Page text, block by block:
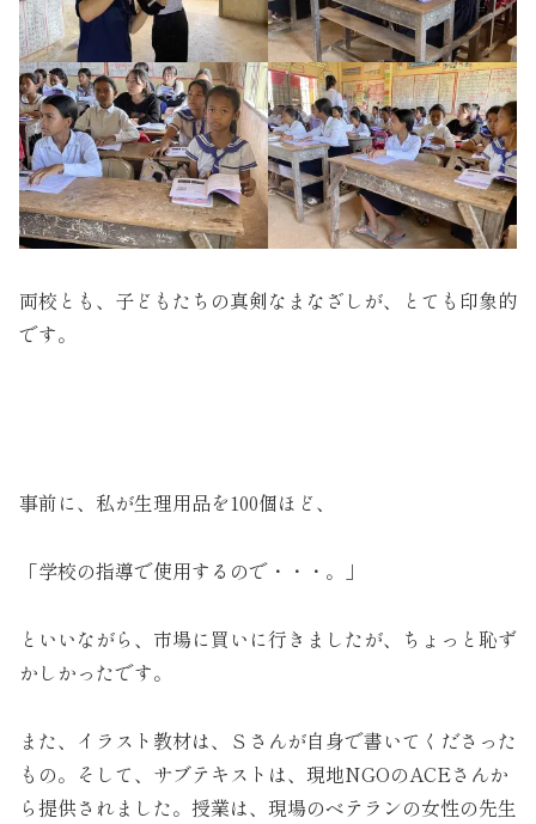
両校とも、子どもたちの真剣なまなざしが、とても印象的
です。
事前に、私が生理用品を100個ほど、
「学校の指導で使用するので・・・。」
といいながら、市場に買いに行きましたが、ちょっと恥ず
かしかったです。
また、イラスト教材は、Ｓさんが自身で書いてくださった
もの。そして、サブテキストは、現地NGOのACEさんか
ら提供されました。授業は、現場のベテランの女性の先生